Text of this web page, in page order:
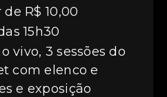
R$ 10,00
15h30
vivo, 3 sessões do
com elenco e
e exposição